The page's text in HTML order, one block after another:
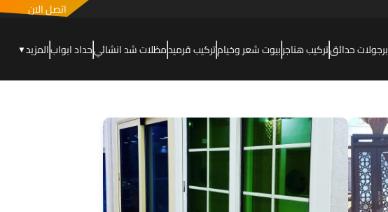
اتصل الان
برجولات حدائقتركيب هناجربيوت شعر وخيامتركيب قرميدمظلات شد انشائيحداد ابوابالمزيد▼